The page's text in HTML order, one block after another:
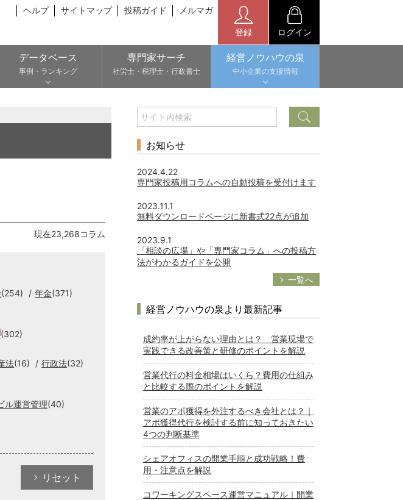
ヘルプ サイトマップ 投稿ガイド メルマガ
登録 ログイン
データベース
事例・ランキング
専門家サーチ
社労士・税理士・行政書士
経営ノウハウの泉
中小企業の支援情報
現在23,268コラム
(254) 年金(371)
(302)
法(16) 行政法(32)
ル運営管理(40)
リセット
お知らせ
2024.4.22
専門家投稿用コラムへの自動投稿を受付けます
2023.11.1
無料ダウンロードページに新書式22点が追加
2023.9.1
「相談の広場」や「専門家コラム」への投稿方
法がわかるガイドを公開
一覧へ
経営ノウハウの泉より最新記事
成約率が上がらない理由とは？ 営業現場で
実践できる改善策と研修のポイントを解説
営業代行の料金相場はいくら？費用の仕組み
と比較する際のポイントを解説
営業のアポ獲得を外注するべき会社とは？｜
アポ獲得代行を検討する前に知っておきたい
4つの判断基準
シェアオフィスの開業手順と成功戦略！費
用・注意点を解説
コワーキングスペース運営マニュアル｜開業